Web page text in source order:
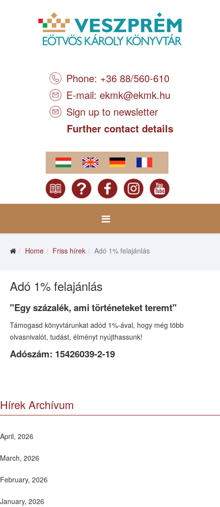
Phone: +36 88/560-610
E-mail: ekmk@ekmk.hu
Sign up to newsletter
Further contact details
Home Friss hírek Adó 1% felajánlás
Adó 1% felajánlás
"Egy százalék, ami történeteket teremt"
Támogasd könyvtárunkat adód 1%-ával, hogy még több
olvasnivalót, tudást, élményt nyújthassunk!
Adószám: 15426039-2-19
Hírek Archívum
April, 2026
March, 2026
February, 2026
January, 2026